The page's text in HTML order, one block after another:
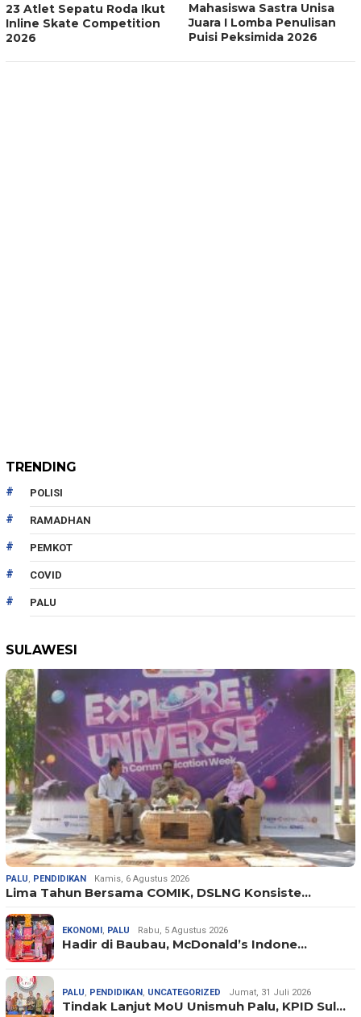
23 Atlet Sepatu Roda Ikut
Inline Skate Competition
2026
Mahasiswa Sastra Unisa
Juara I Lomba Penulisan
Puisi Peksimida 2026
TRENDING
POLISI
RAMADHAN
PEMKOT
COVID
PALU
SULAWESI
PALU, PENDIDIKAN Kamis, 6 Agustus 2026
Lima Tahun Bersama COMIK, DSLNG Konsiste…
EKONOMI , PALU Rabu, 5 Agustus 2026
Hadir di Baubau, McDonald’s Indone…
PALU, PENDIDIKAN , UNCATEGORIZED Jumat, 31 Juli 2026
Tindak Lanjut MoU Unismuh Palu, KPID Sul…